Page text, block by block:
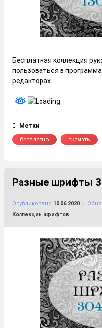
Бесплатная коллекция
пользоваться в
редакторах.
Метки
бесплатно
скачать
Разные шрифты
Опубликовано 10.06.2020
Рубрики:
Коллекции шрифтов